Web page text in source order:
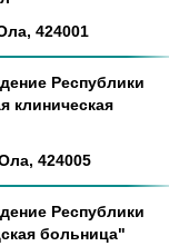
424001
Республики
клиническая
424005
Республики
больница"